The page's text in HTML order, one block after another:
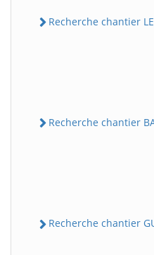
Recherche chantier LE
Recherche chantier
Recherche chantier